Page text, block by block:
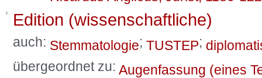
Edition (wissenschaftliche)
auch: Stemmatologie; TUSTEP;
übergeordnet zu: Augenfassung (eines